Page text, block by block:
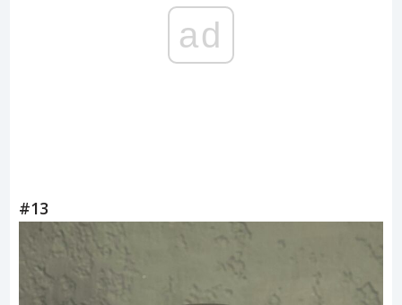
Kiedyś powiedziała, że „jej siostra jest już w twoim
brzuchu” — a potem, kilka tygodni później, śniła, że
siostra mówi, że wkrótce będzie w moim brzuchu. Kilka
ad